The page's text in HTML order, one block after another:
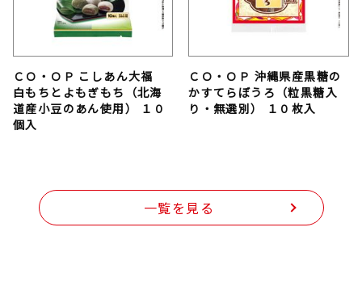
ＣＯ・ＯＰ こしあん大福
白もちとよもぎもち（北海
道産小豆のあん使用） １０
個入
ＣＯ・ＯＰ 沖縄県産黒糖の
かすてらぼうろ（粒黒糖入
り・無選別） １０枚入
一覧を見る